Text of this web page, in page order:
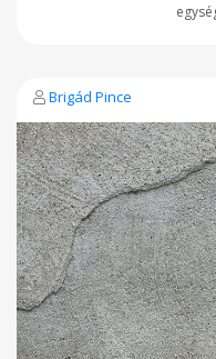
Brigád Pince